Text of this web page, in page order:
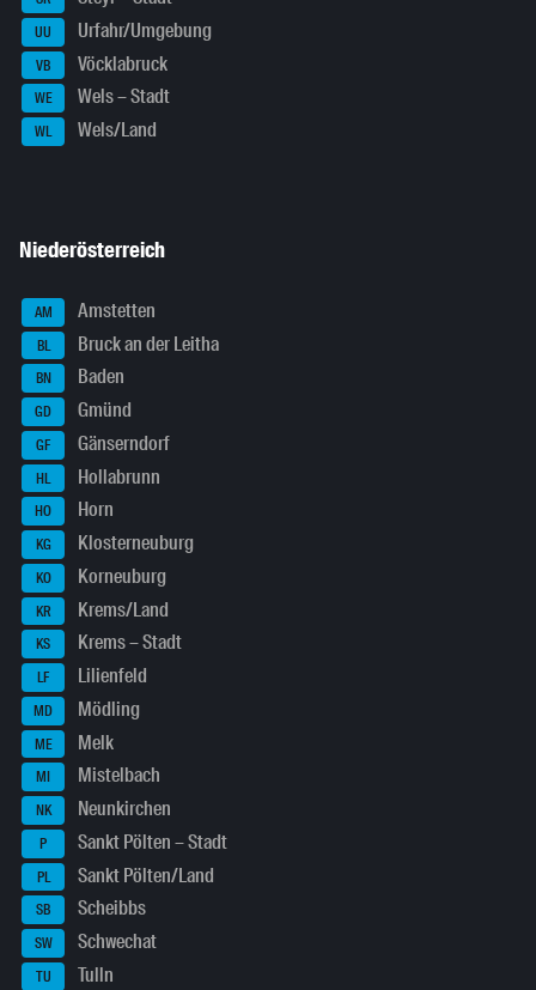
UU Urfahr/Umgebung
VB Vöcklabruck
WE Wels – Stadt
WL Wels/Land
Niederösterreich
AM Amstetten
BL Bruck an der Leitha
BN Baden
GD Gmünd
GF Gänserndorf
HL Hollabrunn
HO Horn
KG Klosterneuburg
KO Korneuburg
KR Krems/Land
KS Krems – Stadt
LF Lilienfeld
MD Mödling
ME Melk
MI Mistelbach
NK Neunkirchen
P Sankt Pölten – Stadt
PL Sankt Pölten/Land
SB Scheibbs
SW Schwechat
TU Tulln